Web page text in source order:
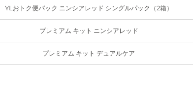
YLおトク便パック ニンシアレッド シングルパック（2箱）
プレミアム キット ニンシアレッド
プレミアム キット デュアルケア